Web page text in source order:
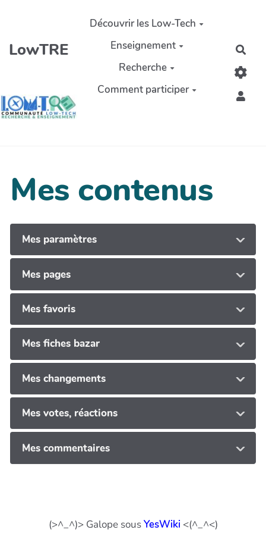
LowTRE
Découvrir les Low-Tech
Enseignement
Recherche
Comment participer
Mes contenus
Mes paramètres
Mes pages
Mes favoris
Mes fiches bazar
Mes changements
Mes votes, réactions
Mes commentaires
(>^_^)> Galope sousYesWiki <(^_^<)